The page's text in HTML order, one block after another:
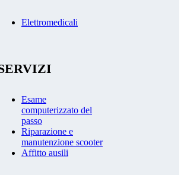
Elettromedicali
Esame
computerizzato del
passo
Riparazione e
manutenzione scooter
Affitto ausili